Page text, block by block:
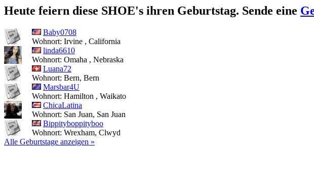
Heute feiern diese SHOE's ihren Geburtstag. Sende eine
Baby0708
Wohnort: Irvine , California
linda6610
Wohnort: Omaha , Nebraska
Luana72
Wohnort: Bern, Bern
Marsbar4U
Wohnort: Hamilton , Waikato
ChicaLatina
Wohnort: San Juan, San Juan
Bippityboppityboo
Wohnort: Wrexham, Clwyd
Alle Geburtstage anzeigen »